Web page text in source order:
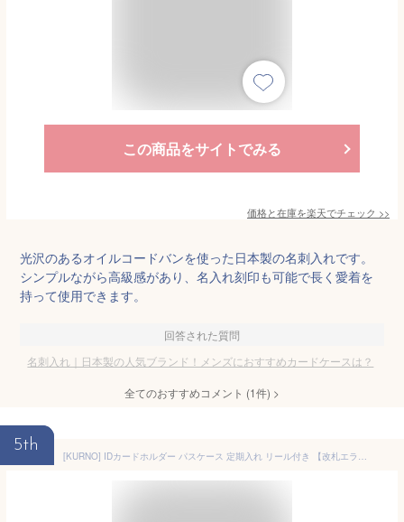
この商品をサイトでみる
価格と在庫を楽天でチェック >>
光沢のあるオイルコードバンを使った日本製の名刺入れです。
シンプルながら高級感があり、名入れ刻印も可能で長く愛着を
持って使用できます。
回答された質問
名刺入れ｜日本製の人気ブランド！メンズにおすすめカードケースは？
全てのおすすめコメント (1件) >
5th
[KURNO] IDカードホルダー パスケース 定期入れ リール付き 【改札エラー防止カード付き】 ICカード 2枚使用可能 干渉防止 磁気シールド 両面収納 ストラップ付き PUレザー 通勤 通学 メンズ レディース (デニムブルー)